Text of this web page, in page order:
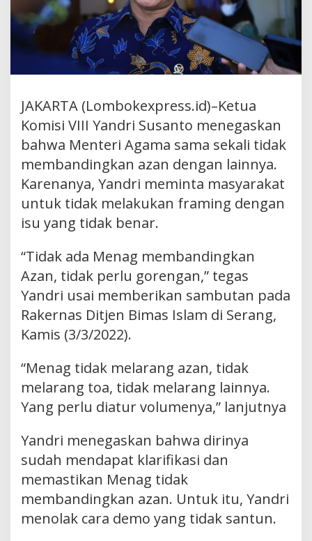
JAKARTA (Lombokexpress.id)–Ketua
Komisi VIII Yandri Susanto menegaskan
bahwa Menteri Agama sama sekali tidak
membandingkan azan dengan lainnya.
Karenanya, Yandri meminta masyarakat
untuk tidak melakukan framing dengan
isu yang tidak benar.
“Tidak ada Menag membandingkan
Azan, tidak perlu gorengan,” tegas
Yandri usai memberikan sambutan pada
Rakernas Ditjen Bimas Islam di Serang,
Kamis (3/3/2022).
“Menag tidak melarang azan, tidak
melarang toa, tidak melarang lainnya.
Yang perlu diatur volumenya,” lanjutnya
Yandri menegaskan bahwa dirinya
sudah mendapat klarifikasi dan
memastikan Menag tidak
membandingkan azan. Untuk itu, Yandri
menolak cara demo yang tidak santun.